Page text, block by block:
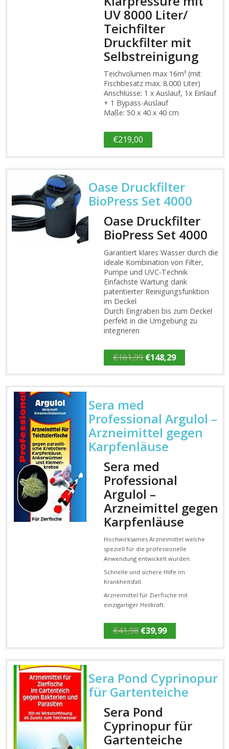
UV 8000 Liter/
Teichfilter
Druckfilter mit
Selbstreinigung
Teichvolumen max 16m³ (mit
Fischbesatz max. 8.000 Liter)
Anschlüsse: 1 x Auslauf, 1x Einlauf
+ 1 Bypass-Auslauf
Maße: 50 x 40 x 40 cm
€219,00
Oase Druckfilter
BioPress Set 4000
Oase Druckfilter
BioPress Set 4000
Garantiert klares Wasser durch die
ideale Kombination von Filter,
Pumpe und UVC-Technik
Einfachste Wartung dank
patentierter Reinigungsfunktion
im Deckel
Durch Eingraben bis zum Deckel
perfekt in die Umgebung zu
integrieren
€161,99 Ursprünglicher
Preis
war:
€148,29Aktueller
Preis
ist:
Sera med
Professional Argulol –
Arzneimittel gegen
Karpfenläuse
Sera med
Professional
Argulol –
Arzneimittel gegen
Karpfenläuse
Hochwirksames Arzneimittel welche
speziell für die professionelle
Anwendung entwickelt wurden.
Schnelle und sichere Hilfe im
Krankheitsfall.
Arzneimittel für Zierfische mit
einzigartiger Heilkraft.
€41,98 Ursprünglicher
Preis
war:
€39,99Aktueller
Preis
ist:
Sera Pond Cyprinopur
für Gartenteiche
Sera Pond
Cyprinopur für
Gartenteiche